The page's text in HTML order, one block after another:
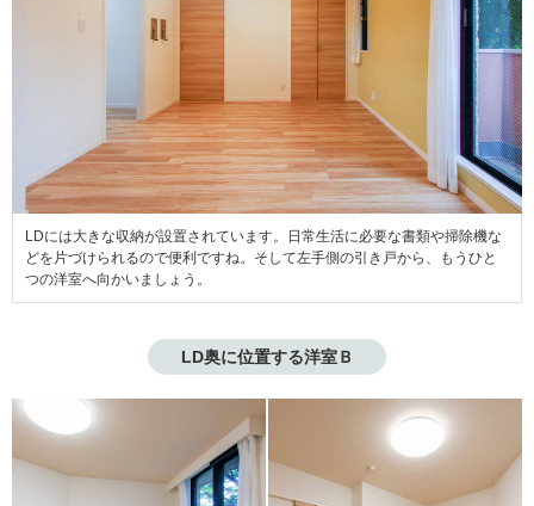
LDには大きな収納が設置されています。日常生活に必要な書類や掃除機な
どを片づけられるので便利ですね。そして左手側の引き戸から、もうひと
つの洋室へ向かいましょう。
LD奥に位置する洋室Ｂ